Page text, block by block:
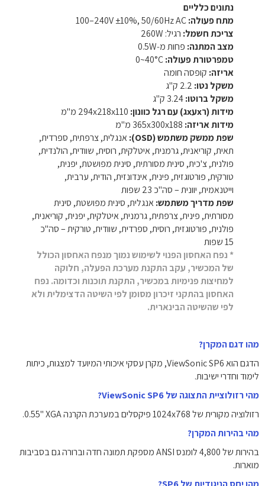
נתונים כלליים
מתח פעולה:
צריכת חשמל: רגיל: ‎260W‎
מצב המתנה: פחות מ‑‎0.5W‎
טמפרטורת פעולה:
אריזה: קופסה חומה‎
משקל נטו:
משקל ברוטו:
מידות (רxעxג) עם רגל כוונון:
מידות אריזה:
שפת ממשק משתמש (OSD):
אנגלית, צרפתית, ספרדית,
תאית, קוריאנית, גרמנית, איטלקית, רוסית, שוודית, הולנדית,
פולנית, צ'כית, סינית מסורתית, סינית מפושטת, יפנית,
טורקית, פורטוגזית, פינית, אינדונזית, הודית, ערבית,
וייטנאמית, יוונית – סה"כ ‎23‎ שפות‎
שפת מדריך משתמש:אנגלית, סינית מפושטת, סינית
מסורתית, פינית, צרפתית, גרמנית, איטלקית, יפנית, קוריאנית,
פולנית, פורטוגזית, רוסית, ספרדית, שוודית, טורקית – סה"כ
‎15‎ שפות‎
* נפח האחסון הפנוי לשימוש נמוך מנפח האחסון הכולל
של המכשיר, עקב התקנת מערכת הפעלה, חלוקה
למחיצות פנימיות במכשיר, התקנת תוכנות וכדומה. נפח
האחסון בהתקני זיכרון מסומן לפי השיטה הדצימלית ולא
לפי שהשיטה הבינארית.
מהו דגם המקרן?
הדגם הוא ViewSonic SP6, מקרן עסקי איכותי המיועד למצגות, כיתות
לימוד וחדרי ישיבות.
מהי רזולוציית התצוגה של ViewSonic SP6?
רזולוציה מקורית של ‎1024x768‎ פיקסלים במערכת הקרנה ‎0.55"‎ XGA.
מהי בהירות המקרן?
בהירות של ‎4,800‎ לומנס ANSI מספקת תמונה חדה וברורה גם בסביבות
מוארות.